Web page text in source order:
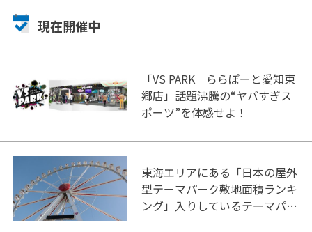
現在開催中
「VS PARK ららぽーと愛知東
郷店」話題沸騰の“ヤバすぎス
ポーツ”を体感せよ！
東海エリアにある「日本の屋外
型テーマパーク敷地面積ランキ
ング」入りしているテーマパー